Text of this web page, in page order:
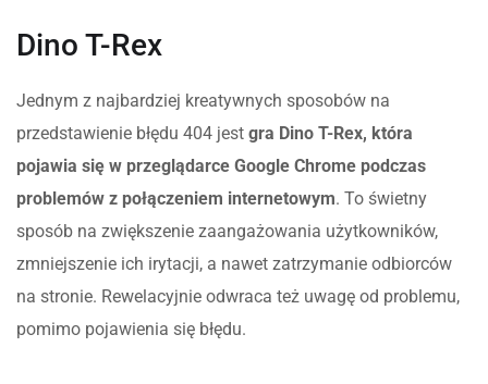
Dino T-Rex
Jednym z najbardziej kreatywnych sposobów na
przedstawienie błędu 404 jest gra Dino T-Rex, która
pojawia się w przeglądarce Google Chrome podczas
problemów z połączeniem internetowym. To świetny
sposób na zwiększenie zaangażowania użytkowników,
zmniejszenie ich irytacji, a nawet zatrzymanie odbiorców
na stronie. Rewelacyjnie odwraca też uwagę od problemu,
pomimo pojawienia się błędu.